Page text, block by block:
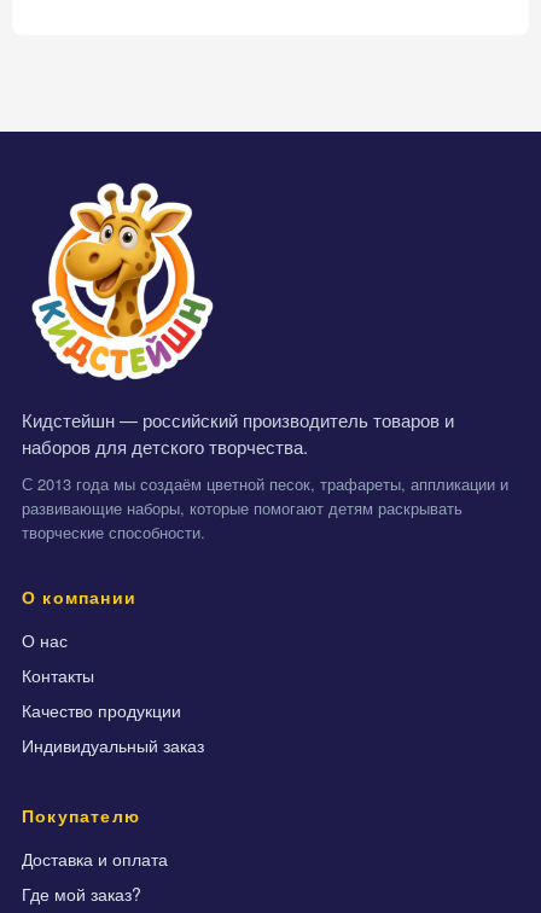
Кидстейшн — российский производитель товаров и
наборов для детского творчества.
С 2013 года мы создаём цветной песок, трафареты, аппликации и
развивающие наборы, которые помогают детям раскрывать
творческие способности.
О компании
О нас
Контакты
Качество продукции
Индивидуальный заказ
Покупателю
Доставка и оплата
Где мой заказ?